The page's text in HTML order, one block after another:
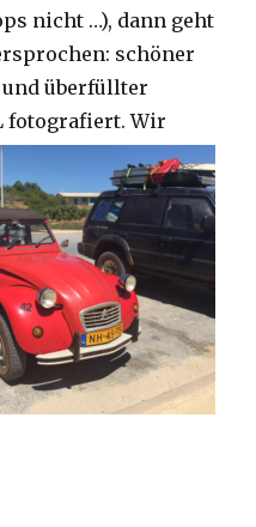
nicht …), dann geht
schöner
und überfüllter
fotografiert. Wir